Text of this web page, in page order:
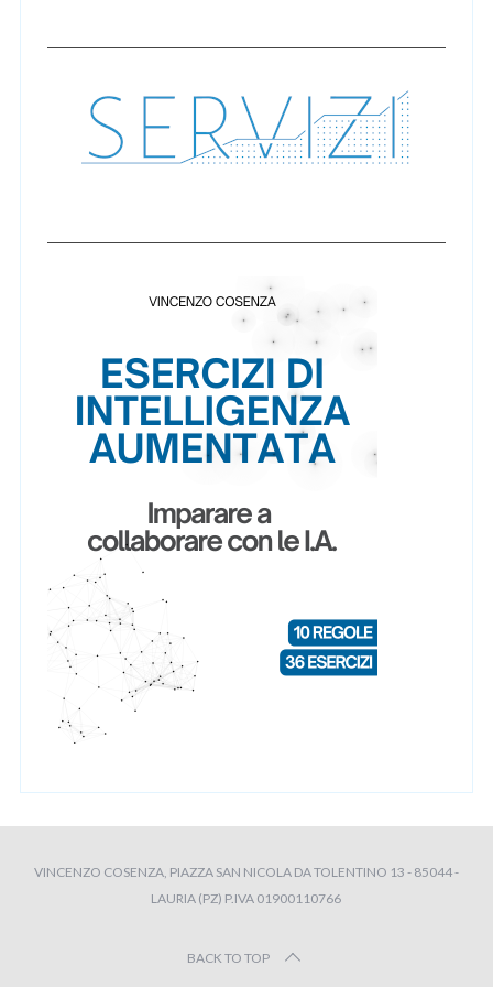
VINCENZO COSENZA, PIAZZA SAN NICOLA DA TOLENTINO 13 - 85044 -
LAURIA (PZ) P.IVA 01900110766
BACK TO TOP